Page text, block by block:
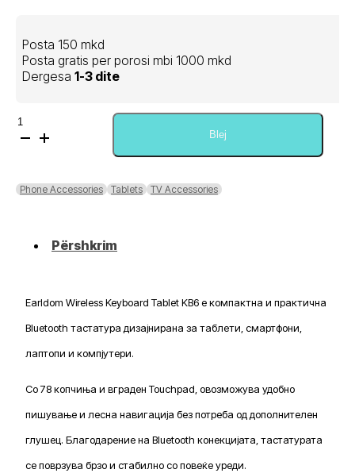
Posta 150 mkd
Posta gratis per porosi mbi 1000 mkd
Dergesa 1-3 dite
Sasi
Earldom
Tablet
KB6
Blej
Phone Accessories Tablets TV Accessories
Përshkrim
Earldom Wireless Keyboard Tablet KB6 е компактна и практична
Bluetooth тастатура дизајнирана за таблети, смартфони,
лаптопи и компјутери.
Со 78 копчиња и вграден Touchpad, овозможува удобно
пишување и лесна навигација без потреба од дополнителен
глушец. Благодарение на Bluetooth конекцијата, тастатурата
се поврзува брзо и стабилно со повеќе уреди.